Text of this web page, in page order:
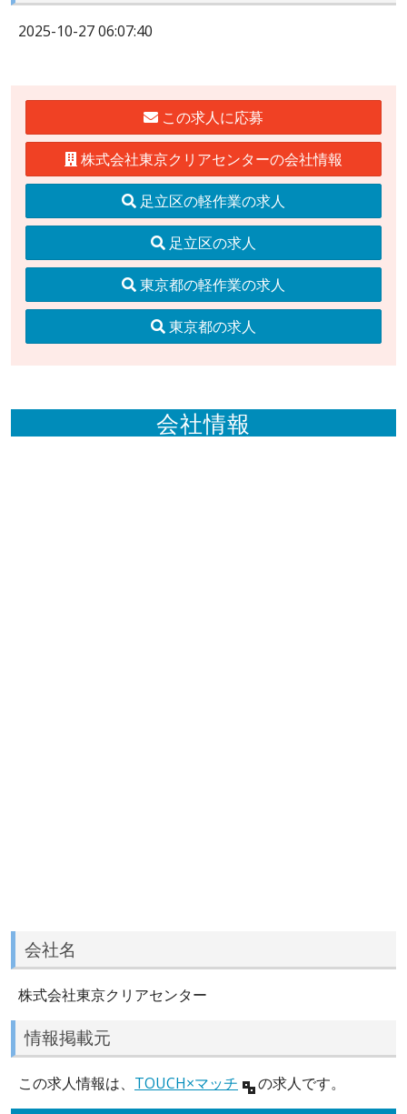
2025-10-27 06:07:40
この求人に応募
株式会社東京クリアセンターの会社情報
足立区の軽作業の求人
足立区の求人
東京都の軽作業の求人
東京都の求人
会社情報
会社名
株式会社東京クリアセンター
情報掲載元
この求人情報は、 TOUCH×マッチ の求人です。